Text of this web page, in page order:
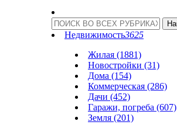
Недвижимость3625
Жилая (1881)
Новостройки (31)
Дома (154)
Коммерческая (286)
Дачи (452)
Гаражи, погреба (607)
Земля (201)